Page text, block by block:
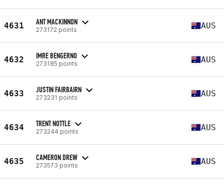
4631 ANT MACKINNON
273172 points AUS
4632 IMRE BENGERNO
273185 points AUS
4633 JUSTIN FAIRBAIRN
273231 points AUS
4634 TRENT NOTTLE
273244 points AUS
4635 CAMERON DREW
273573 points AUS